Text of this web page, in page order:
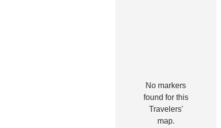
No markers
found for this
Travelers'
map.